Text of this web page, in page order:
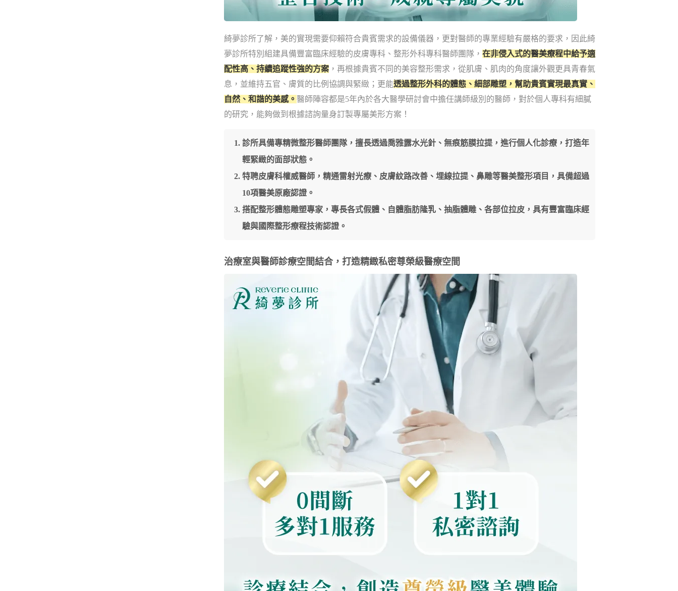
綺夢診所了解，美的實現需要仰賴符合貴賓需求的設備儀器，更對醫師的專業經驗有嚴格的要求，因此綺
夢診所特別組建具備豐富臨床經驗的皮膚專科、整形外科專科醫師團隊， 在非侵入式的醫美療程中給予適
配性高、持續追蹤性強的方案 ，再根據貴賓不同的美容整形需求，從肌膚、肌肉的角度讓外觀更具青春氣
息，並維持五官、膚質的比例協調與緊緻；更能透過整形外科的體態、細部雕塑，幫助貴賓實現最真實、
自然、和諧的美感。 醫師陣容都是5年內於各大醫學研討會中擔任講師級別的醫師，對於個人專科有細膩
的研究，能夠做到根據諮詢量身訂製專屬美形方案！
診所具備專精微整形醫師團隊，擅長透過喬雅露水光針、無痕筋膜拉提，進行個人化診療，打造年
輕緊緻的面部狀態。
特聘皮膚科權威醫師，精通雷射光療、皮膚紋路改善、埋線拉提、鼻雕等醫美整形項目，具備超過
10項醫美原廠認證。
搭配整形體態雕塑專家，專長各式假體、自體脂肪隆乳、抽脂體雕、各部位拉皮，具有豐富臨床經
驗與國際整形療程技術認證。
治療室與醫師診療空間結合，打造精緻私密尊榮級醫療空間